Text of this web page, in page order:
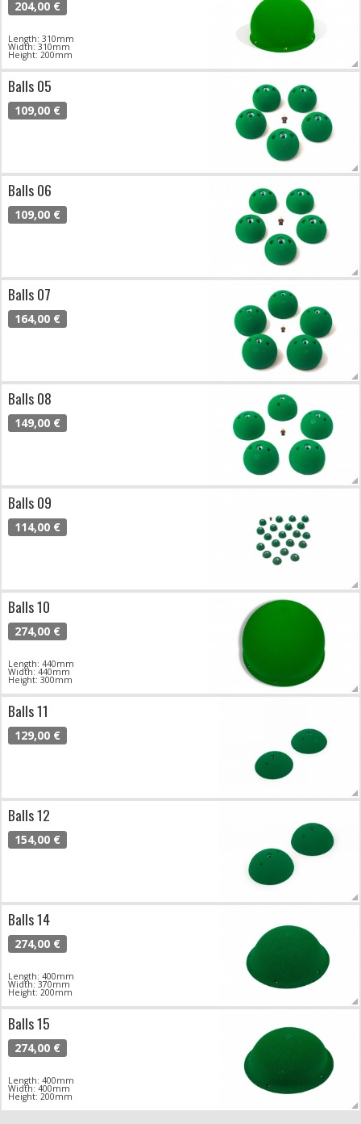
204,00 €
Length: 310mm
Width: 310mm
Height: 200mm
Balls 05
109,00 €
Balls 06
109,00 €
Balls 07
164,00 €
Balls 08
149,00 €
Balls 09
114,00 €
Balls 10
274,00 €
Length: 440mm
Width: 440mm
Height: 300mm
Balls 11
129,00 €
Balls 12
154,00 €
Balls 14
274,00 €
Length: 400mm
Width: 370mm
Height: 200mm
Balls 15
274,00 €
Length: 400mm
Width: 400mm
Height: 200mm